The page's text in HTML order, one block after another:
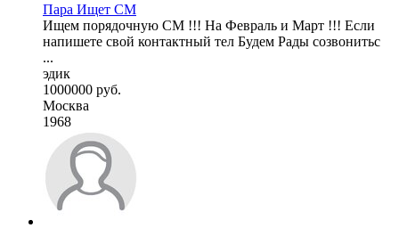
Пара Ищет СМ
Ищем порядочную СМ !!! На Февраль и Март !!! Если
напишете свой контактный тел Будем Рады созвонитьс
...
эдик
1000000 руб.
Москва
1968